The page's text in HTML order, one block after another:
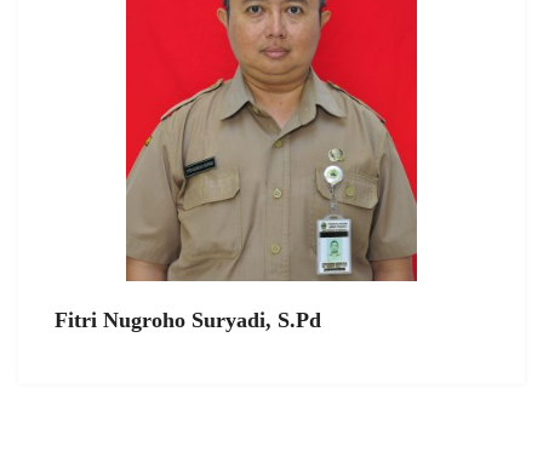
Fitri Nugroho Suryadi, S.Pd